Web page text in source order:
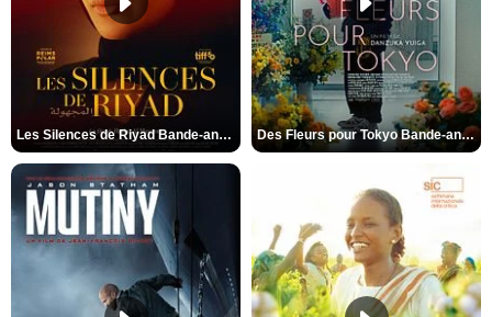
Les Silences de Riyad Bande-annonce VO STFR Des Fleurs pour Tokyo Bande-annonce VO STFR